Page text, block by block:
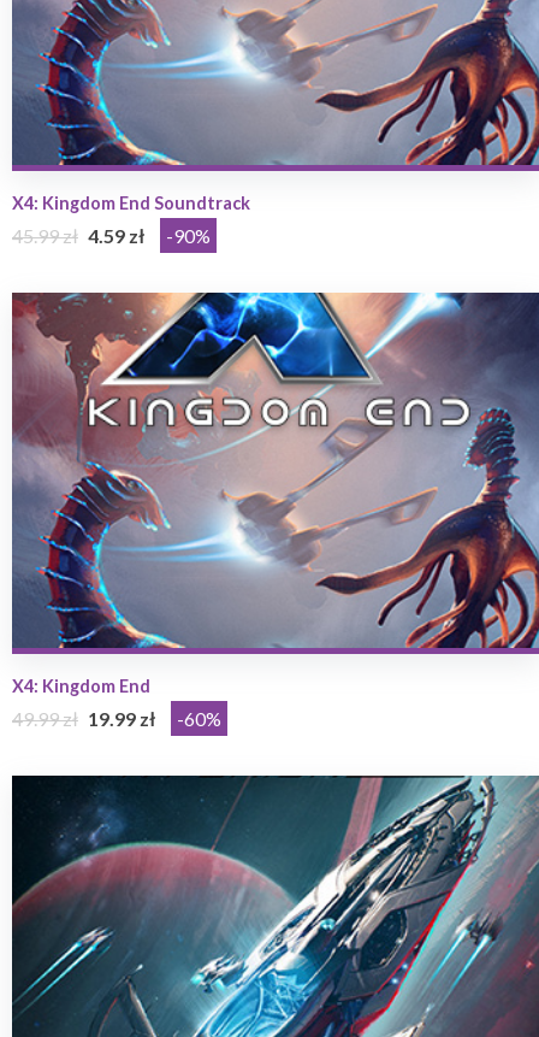
X4: Kingdom End Soundtrack
45.99 zł 4.59 zł -90%
X4: Kingdom End
49.99 zł 19.99 zł -60%